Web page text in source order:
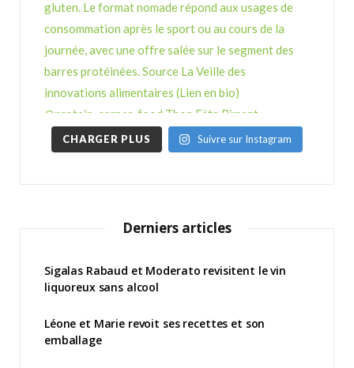
CHARGER PLUS Suivre sur Instagram
Derniers articles
Sigalas Rabaud et Moderato revisitent le vin
liquoreux sans alcool
Léone et Marie revoit ses recettes et son
emballage